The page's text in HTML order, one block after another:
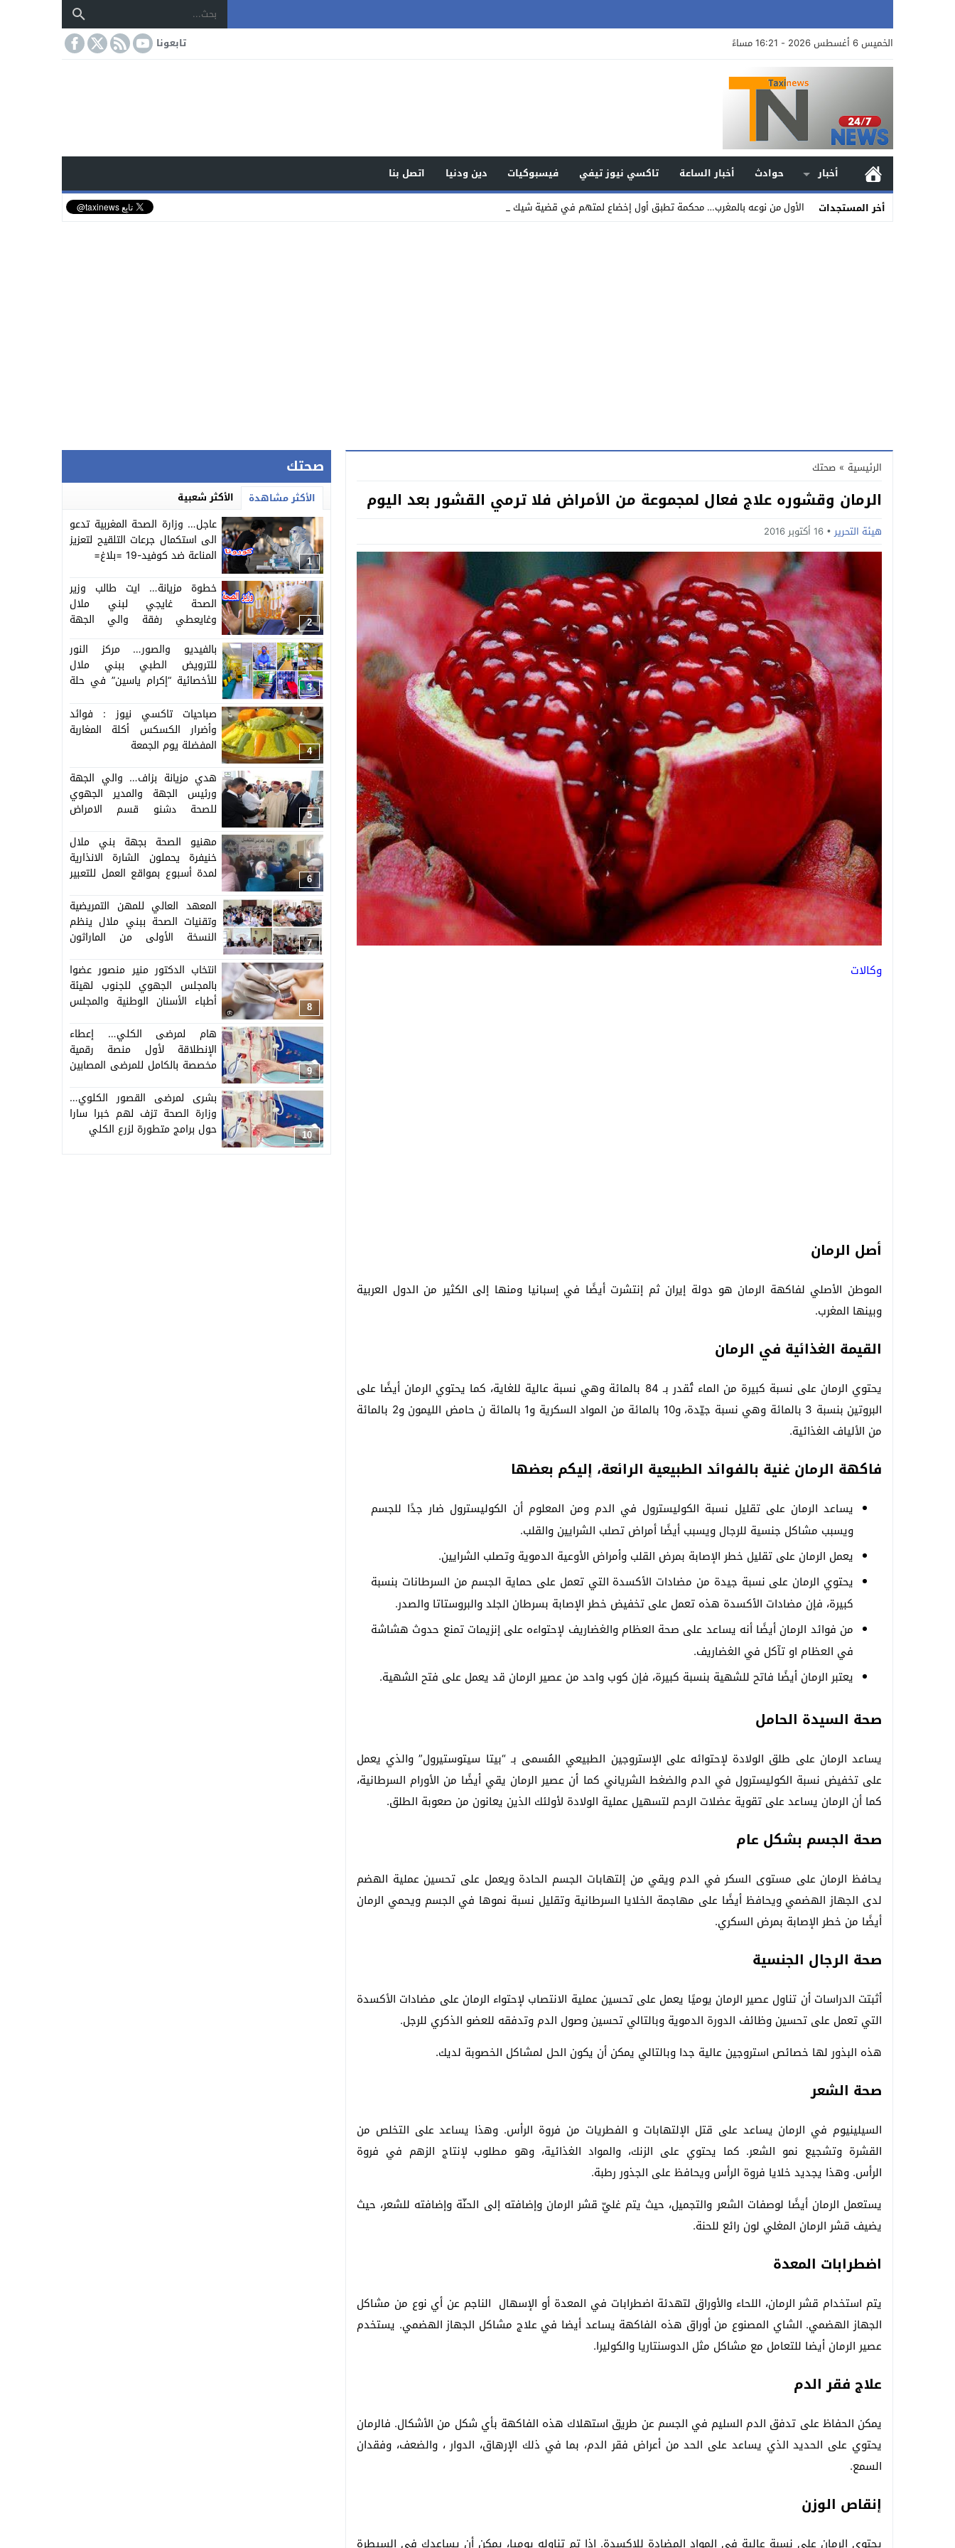
الخميس 6 أغسطس 2026 - 16:21 مساءً تابعونا
أخبار حوادث أخبار الساعة تاكسي نيوز تيفي فيسبوكيات دين ودنيا
اتصل بنا
أخر المستجدات
الأول من نوعه بالمغرب… محكمة تطبق أول إخضاع لمتهم في قضية شيك للمراقبة بالسو_
الرئيسية » صحتك
الرمان وقشوره علاج فعال لمجموعة من الأمراض فلا ترمي القشور بعد اليوم
هيئة التحرير 16 أكتوبر 2016
وكالات
أصل الرمان
الموطن الأصلي لفاكهة الرمان هو دولة إيران ثم إنتشرت أيضًا في إسبانيا ومنها إلى الكثير من الدول العربية
وبينها المغرب.
القيمة الغذائية في الرمان
يحتوي الرمان على نسبة كبيرة من الماء تُقدر بـ 84 بالمائة وهي نسبة عالية للغاية، كما يحتوي الرمان أيضًا على
البروتين بنسبة 3 بالمائة وهي نسبة جيّدة، و10 بالمائة من المواد السكرية و1 بالمائة ن حامض الليمون و2 بالمائة
من الألياف الغذائية.
فاكهة الرمان غنية بالفوائد الطبيعية الرائعة، إليكم بعضها
يساعد الرمان على تقليل نسبة الكوليسترول في الدم ومن المعلوم أن الكوليسترول ضار جدًا للجسم
ويسبب مشاكل جنسية للرجال ويسبب أيضًا أمراض تصلب الشرايين والقلب.
يعمل الرمان على تقليل خطر الإصابة بمرض القلب وأمراض الأوعية الدموية وتصلب الشرايين.
يحتوي الرمان على نسبة جيدة من مضادات الأكسدة التي تعمل على حماية الجسم من السرطانات بنسبة
كبيرة، فإن مضادات الأكسدة هذه تعمل على تخفيض خطر الإصابة بسرطان الجلد والبروستاتا والصدر.
من فوائد الرمان أيضًا أنه يساعد على صحة العظام والغضاريف لإحتواءه على إنزيمات تمنع حدوث هشاشة
في العظام او تآكل في الغضاريف.
يعتبر الرمان أيضًا فاتح للشهية بنسبة كبيرة، فإن كوب واحد من عصير الرمان قد يعمل على فتح الشهية.
صحة السيدة الحامل
يساعد الرمان على طلق الولادة لإحتوائه على الإستروجين الطبيعي المُسمى بـ “بيتا سيتوستيرول” والذي يعمل
على تخفيض نسبة الكوليسترول في الدم والضغط الشرياني كما أن عصير الرمان يقي أيضًا من الأورام السرطانية،
كما أن الرمان يساعد على تقوية عضلات الرحم لتسهيل عملية الولادة لأولئك الذين يعانون من صعوبة الطلق.
صحة الجسم بشكل عام
يحافظ الرمان على مستوى السكر في الدم ويقي من إلتهابات الجسم الحادة ويعمل على تحسين عملية الهضم
لدى الجهاز الهضمي ويحافظ أيضًا على مهاجمة الخلايا السرطانية وتقليل نسبة نموها في الجسم ويحمي الرمان
أيضًا من خطر الإصابة بمرض السكري.
صحة الرجال الجنسية
أثبتت الدراسات أن تناول عصير الرمان يوميًا يعمل على تحسين عملية الانتصاب لإحتواء الرمان على مضادات الأكسدة
التي تعمل على تحسين وظائف الدورة الدموية وبالتالي تحسين وصول الدم وتدفقه للعضو الذكري للرجل.
هذه البذور لها خصائص استروجين عالية جدا وبالتالي يمكن أن يكون الحل لمشاكل الخصوبة لديك.
صحة الشعر
السيلينيوم في الرمان يساعد على قتل الإلتهابات و الفطريات من فروة الرأس. وهذا يساعد على التخلص من
القشرة وتشجيع نمو الشعر. كما يحتوي على الزنك، والمواد الغذائية، وهو مطلوب لإنتاج الزهم في فروة
الرأس. وهذا يجديد خلايا فروة الرأس ويحافظ على الجذور رطبة.
يستعمل الرمان أيضًا لوصفات الشعر والتجميل، حيث يتم غليّ قشر الرمان وإضافته إلى الحنّة وإضافته للشعر، حيث
يضيف قشر الرمان المغلي لون رائع للحنة.
اضطرابات المعدة
يتم استخدام قشر الرمان، اللحاء والأوراق لتهدئة اضطرابات في المعدة أو الإسهال الناجم عن أي نوع من مشاكل
الجهاز الهضمي. الشاي المصنوع من أوراق هذه الفاكهة يساعد أيضا في علاج مشاكل الجهاز الهضمي. يستخدم
عصير الرمان أيضا للتعامل مع مشاكل مثل الدوسنتاريا والكوليرا.
علاج فقر الدم
يمكن الحفاظ على تدفق الدم السليم في الجسم عن طريق استهلاك هذه الفاكهة بأي شكل من الأشكال. فالرمان
يحتوي على الحديد الذي يساعد على الحد من أعراض فقر الدم، بما في ذلك الإرهاق، الدوار ، والضعف، وفقدان
السمع.
إنقاص الوزن
يحتوي الرمان على نسبة عالية في المواد المضادة للاكسدة. إذا تم تناوله يوميا، يمكن أن يساعدك في السيطرة
صحتك
الأكثر مشاهدة الأكثر شعبية
1
عاجل… وزارة الصحة المغربية تدعو
الى استكمال جرعات التلقيح لتعزيز
المناعة ضد كوفيد-19 =بلاغ=
2
خطوة مزيانة… ايت طالب وزير
الصحة غايجي لبني ملال
وغايعطي رفقة والي الجهة
بأقاليم الجهة
3
بالفيديو والصور… مركز النور
للترويض الطبي ببني ملال
للأخصائية “إكرام ياسين” في حلة
الطبية
4
صباحيات تاكسي نيوز : فوائد
وأضرار الكسكس أكلة المغاربة
المفضلة يوم الجمعة
5
هدي مزيانة بزاف… والي الجهة
ورئيس الجهة والمدير الجهوي
للصحة دشنو قسم الامراض
وسعوه وصلحوه وجهزوه بازيد من
4 مليون درهم
6
مهنيو الصحة بجهة بني ملال
خنيفرة يحملون الشارة الانذارية
لمدة أسبوع بمواقع العمل للتعبير
لنظام المجموعات الصحية الترابية
7
المعهد العالي للمهن التمريضية
وتقنيات الصحة ببني ملال ينظم
النسخة الأولى من الماراثون
8
انتخاب الدكتور منير منصور عضوا
بالمجلس الجهوي للجنوب لهيئة
أطباء الأسنان الوطنية والمجلس
9
هام لمرضى الكلي… إعطاء
الإنطلاقة لأول منصة رقمية
مخصصة بالكامل للمرضى المصابين
10
بشرى لمرضى القصور الكلوي…
وزارة الصحة تزف لهم خبرا سارا
حول برامج متطورة لزرع الكلي